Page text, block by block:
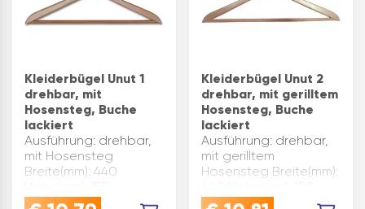
Kleiderbügel Unut 1
drehbar, mit
Hosensteg, Buche
lackiert
Ausführung: drehbar,
mit Hosensteg
Breite(mm): 440
Material: Buche
Kleiderbügel Unut 2
drehbar, mit gerilltem
Hosensteg, Buche
lackiert
Ausführung: drehbar,
mit gerilltem
Hosensteg Breite(mm):
Material: Buche